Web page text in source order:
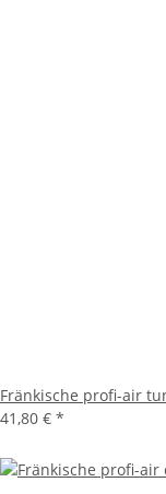
Fränkische profi-air
41,80 € *